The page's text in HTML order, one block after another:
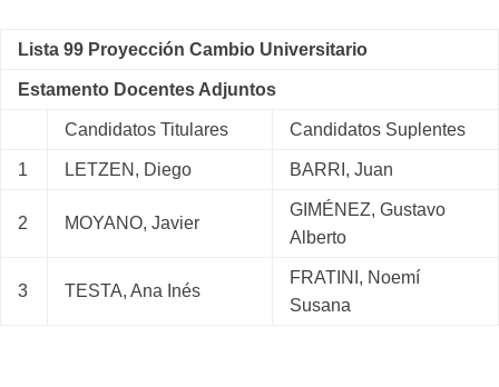
Lista 99 Proyección Cambio Universitario
Estamento Docentes Adjuntos
Candidatos Titulares Candidatos Suplentes
1 LETZEN, Diego BARRI, Juan
2 MOYANO, Javier
GIMÉNEZ, Gustavo
Alberto
3 TESTA, Ana Inés
FRATINI, Noemí
Susana